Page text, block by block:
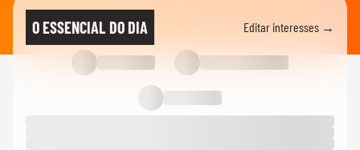
O ESSENCIAL DO DIA Editar interesses →